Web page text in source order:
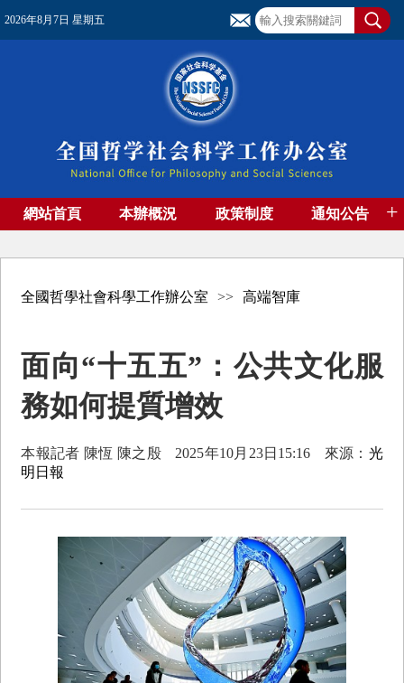
2026年8月7日 星期五
網站首頁 本辦概況 政策制度 通知公告 +
全國哲學社會科學工作辦公室 >> 高端智庫
面向“十五五”：公共文化服
務如何提質增效
本報記者 陳恆 陳之殷 2025年10月23日15:16 來源： 光
明日報